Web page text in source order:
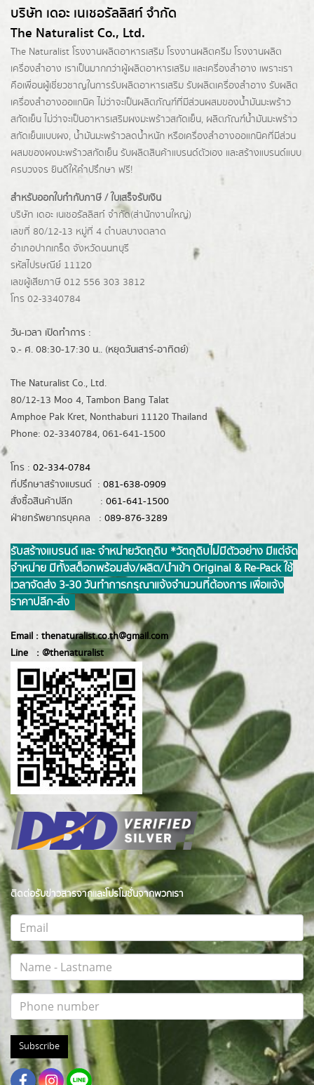
บริษัท เดอะ เนเชอรัลลิสท์ จำกัด
The Naturalist Co., Ltd.
The Naturalist โรงงานผลิตอาหารเสริม โรงงานผลิตครีม โรงงานผลิต
เครื่องสำอาง เราเป็นมากกว่าผู้ผลิตอาหารเสริม และเครื่องสำอาง เพราะเรา
คือเพื่อนผู้เชี่ยวชาญในการรับผลิตอาหารเสริม รับผลิตเครื่องสำอาง รับผลิต
เครื่องสำอางออแกนิค ไม่ว่าจะเป็นผลิตภัณฑ์ที่มีส่วนผสมของน้ำมันมะพร้าว
สกัดเย็น ไม่ว่าจะเป็นอาหารเสริมผงมะพร้าวสกัดเย็น, ผลิตภัณฑ์น้ำมันมะพร้าว
สกัดเย็นแบบผง, น้ำมันมะพร้าวลดน้ำหนัก หรือเครื่องสำอางออแกนิคที่มีส่วน
ผสมของผงมะพร้าวสกัดเย็น รับผลิตสินค้าแบรนด์ตัวเอง และสร้างแบรนด์แบบ
ครบวงจร ยินดีให้คำปรึกษา ฟรี!
สำหรับออกใบกำกับภาษี / ใบเสร็จรับเงิน
บริษัท เดอะ เนเชอรัลลิสท์ จำกัด(ส่านักงานใหญ่)
เลขที่ 80/12-13 หมู่ที่ 4 ตำบลบางตลาด
อำเภอปากเกร็ด จังหวัดนนทบุรี
รหัสไปรษณีย์ 11120
เลขผู้เสียภาษี 012 556 303 3812
โทร 02-3340784
วัน-เวลา เปิดทำการ :
จ.- ศ. 08:30-17:30 น.. (หยุดวันเสาร์-อาทิตย์)
The Naturalist Co., Ltd.
80/12-13 Moo 4, Tambon Bang Talat
Amphoe Pak Kret, Nonthaburi 11120 Thailand
Phone: 02-3340784, 061-641-1500
โทร : 02-334-0784
ที่ปรึกษาสร้างแบรนด์ : 081-638-0909
สั่งซื้อสินค้าปลีก : 061-641-1500
ฝ่ายทรัพยากรบุคคล : 089-876-3289
รับสร้างแบรนด์ และ จำหน่ายวัตถุดิบ *วัตถุดิบไม่มีตัวอย่าง มีแต่จัด
จำหน่าย มีทั้งสต็อกพร้อมส่ง/ผลิต/นำเข้า Original & Re-Pack ใช้
เวลาจัดส่ง 3-30 วันทำการ กรุณาแจ้งจำนวนที่ต้องการ เพื่อแจ้ง
ราคาปลีก-ส่ง
Email : thenaturalist.co.th@gmail.com
Line : @thenaturalist
ติดต่อรับข่าวสารจากและโปรโมชั่นจากพวกเรา
Subscribe